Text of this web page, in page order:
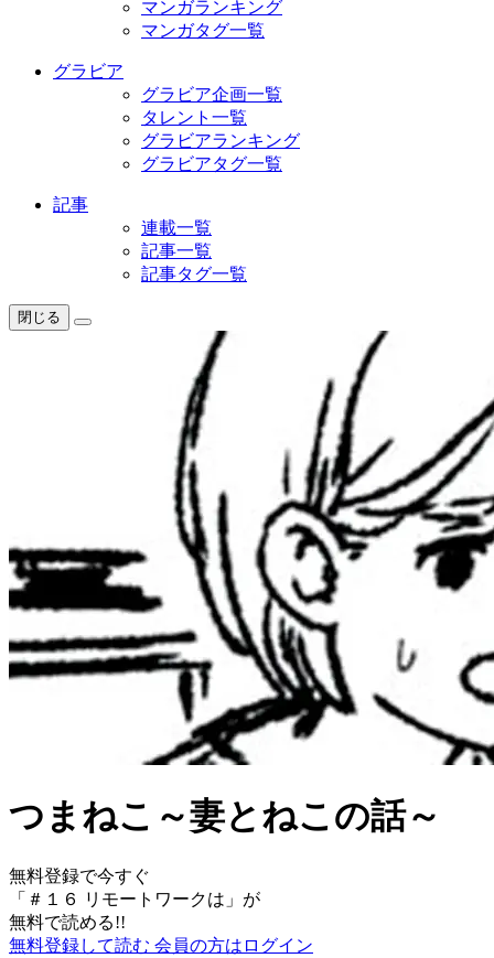
マンガランキング
マンガタグ一覧
グラビア
グラビア企画一覧
タレント一覧
グラビアランキング
グラビアタグ一覧
記事
連載一覧
記事一覧
記事タグ一覧
閉じる
つまねこ～妻とねこの話～
無料登録で今すぐ
「 ＃１６ リモートワークは 」が
無料で読める!!
無料登録して読む 会員の方はログイン